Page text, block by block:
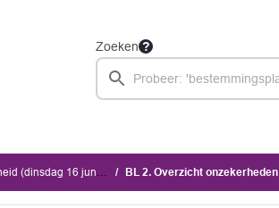
Zoeken
16 juni 2026) BL 2. Overzicht onzekerheden